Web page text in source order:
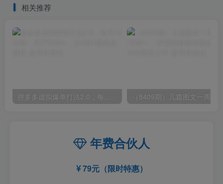
相关推荐
年费合伙人
79元（限时特惠）